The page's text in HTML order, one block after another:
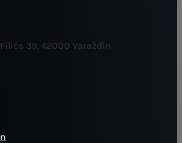
39, 42000 Varaždin